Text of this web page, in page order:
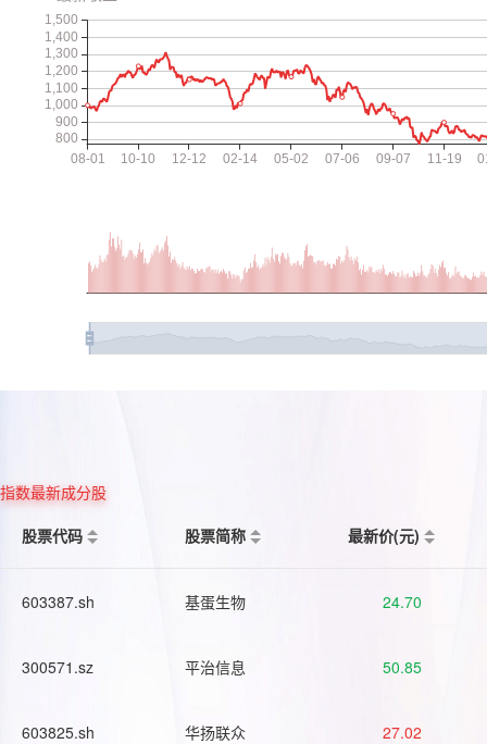
指数最新成分股
股票代码
股票简称 最新价(元)
603387.sh 基蛋生物 24.70
300571.sz 平治信息 50.85
603825.sh 华扬联众 27.02